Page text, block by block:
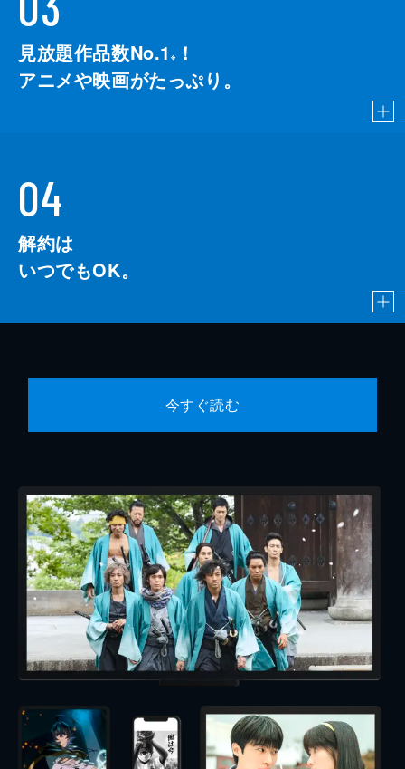
見放題作品数No.1 ※
！
アニメや映画がたっぷり。
04
解約は
いつでもOK。
今すぐ読む